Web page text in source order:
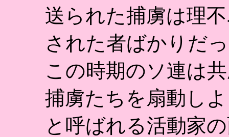
送られた捕虜は理
された者ばかりだ
この時期のソ連は
捕虜たちを扇動し
と呼ばれる活動家